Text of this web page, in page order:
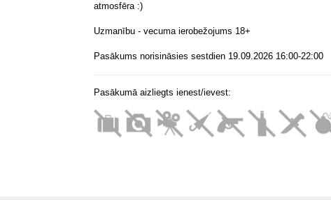
atmosfēra :)
Uzmanību - vecuma ierobežojums 18+
Pasākums norisināsies sestdien 19.09.2026 16:00-22:00
Pasākumā aizliegts ienest/ievest: